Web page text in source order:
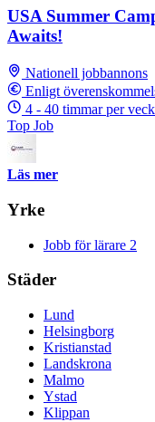
USA Summer
Awaits!
Nationell jobbannons
Enligt
4 - 40 timmar per
Top Job
Läs mer
Yrke
Jobb för lärare 2
Städer
Lund
Helsingborg
Kristianstad
Landskrona
Malmo
Ystad
Klippan